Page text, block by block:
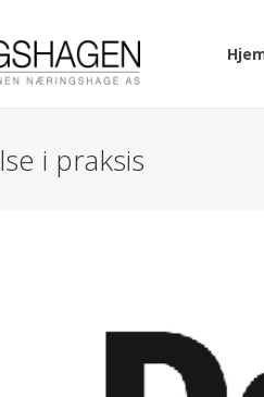
i praksis